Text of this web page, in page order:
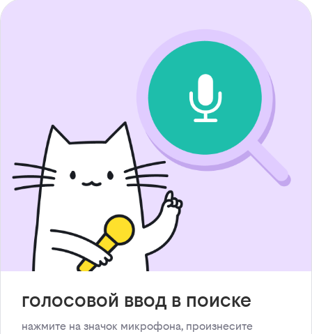
голосовой ввод в поиске
нажмите на значок микрофона, произнесите